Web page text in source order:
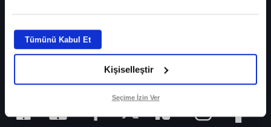
Tümünü Kabul Et
Kişiselleştir
Seçime İzin Ver
Fenerbahçe’de sürpriz ayrılık ihtimali! Devre arasında gelmişti
Fenerbahçe’nin yeni transferi Mason Greenwood için olay sözler!
Galatasaray’da rota yeniden Thiago Almada!